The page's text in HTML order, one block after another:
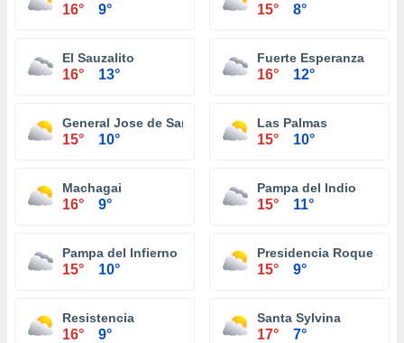
16° 9° 15° 8°
El Sauzalito
16° 13°
Fuerte Esperanza
16° 12°
General Jose de San Martin
15° 10°
Las Palmas
15° 10°
Machagai
16° 9°
Pampa del Indio
15° 11°
Pampa del Infierno
15° 10°
Presidencia Roque
15° 9°
Resistencia
16° 9°
Santa Sylvina
17° 7°